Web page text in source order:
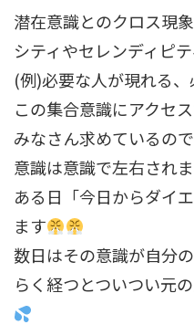
潜在意識とのクロス現
シティやセレンディピ
(例)必要な人が現れる
この集合意識にアクセ
みなさん求めているの
意識は意識で左右され
ある日「今日からダイ
ます
数日はその意識が自分
らく経つとついつい元